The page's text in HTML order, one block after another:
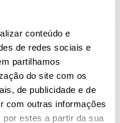
conteúdo e
de redes sociais e
partilhamos
do site com os
de publicidade e de
com outras informações
estes a partir da sua
qualidade dos seus
incluindo indução